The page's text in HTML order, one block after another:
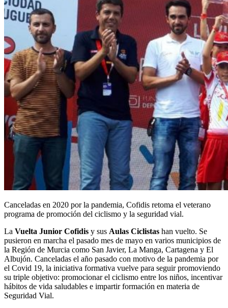
Canceladas en 2020 por la pandemia, Cofidis retoma el veterano
programa de promoción del ciclismo y la seguridad vial.
La Vuelta Junior Cofidis y sus Aulas Ciclistas han vuelto. Se
pusieron en marcha el pasado mes de mayo en varios municipios de
la Región de Murcia como San Javier, La Manga, Cartagena y El
Albujón. Canceladas el año pasado con motivo de la pandemia por
el Covid 19, la iniciativa formativa vuelve para seguir promoviendo
su triple objetivo: promocionar el ciclismo entre los niños, incentivar
hábitos de vida saludables e impartir formación en materia de
Seguridad Vial.